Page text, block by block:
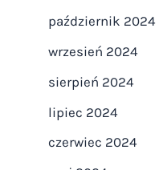
październik 2024
wrzesień 2024
sierpień 2024
lipiec 2024
czerwiec 2024